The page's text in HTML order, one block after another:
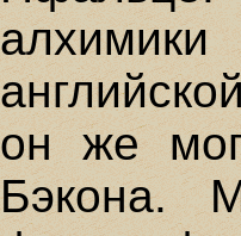
он же
Бэкона.